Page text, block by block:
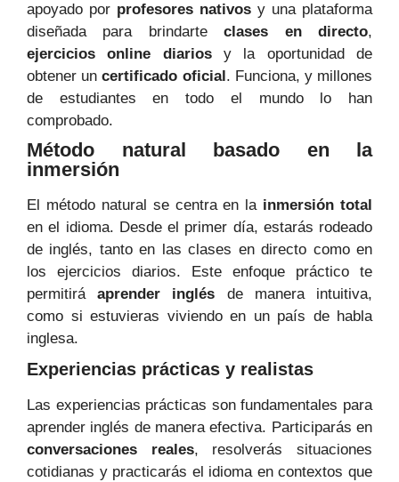
apoyado por profesores nativos y una plataforma
diseñada para brindarteclases en directo,
ejercicios online diariosy la oportunidad de
obtener uncertificado oficial. Funciona, y millones
de estudiantes en todo el mundo lo han
comprobado.
Método natural basado en la
inmersión
El método natural se centra en la inmersión total
en el idioma. Desde el primer día, estarás rodeado
de inglés, tanto en las clases en directo como en
los ejercicios diarios. Este enfoque práctico te
permitiráaprender inglés de manera intuitiva,
como si estuvieras viviendo en un país de habla
inglesa.
Experiencias prácticas y realistas
Las experiencias prácticas son fundamentales para
aprender inglés de manera efectiva. Participarás en
conversaciones reales, resolverás situaciones
cotidianas y practicarás el idioma en contextos que